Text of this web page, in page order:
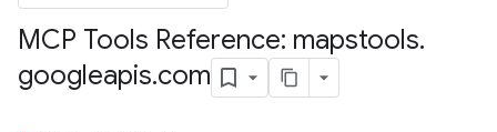
MCP Tools Reference: mapstools.
googleapis.com